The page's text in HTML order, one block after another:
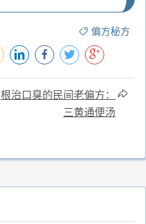
偏方秘方
根治口臭的民间老偏方：
三黄通便汤